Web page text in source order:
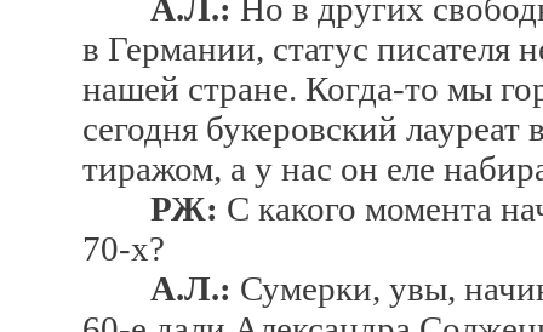
А.Л.: Но в других
в Германии, статус писателя
нашей стране. Когда-то мы
сегодня букеровский
тиражом, а у нас он еле
РЖ: С какого момента
70-х?
А.Л.: Сумерки, увы,